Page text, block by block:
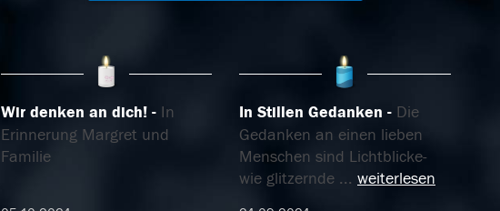
Wir denken an dich!
In
Erinnerung Margret und
Familie
In Stillen Gedanken
Die
Gedanken an einen lieben
Menschen sind Lichtblicke-
wie glitzernde ... weiterlesen